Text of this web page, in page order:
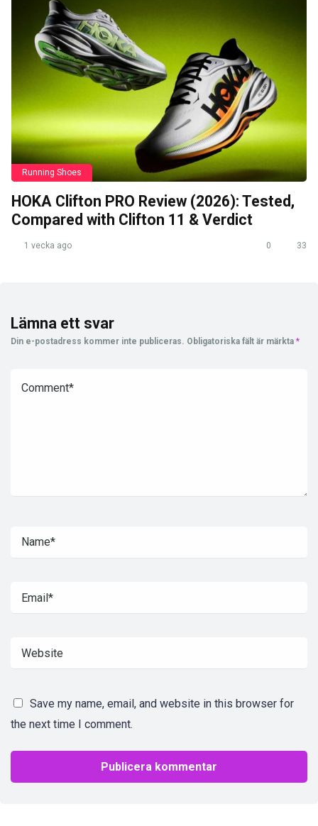
Running Shoes
HOKA Clifton PRO Review (2026): Tested,
Compared with Clifton 11 & Verdict
1 vecka ago 0 33
Lämna ett svar
Din e-postadress kommer inte publiceras. Obligatoriska fält är märkta *
Save my name, email, and website in this browser for
the next time I comment.